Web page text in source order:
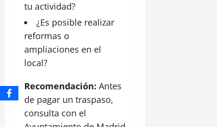
tu actividad?
¿Es posible realizar
reformas o
ampliaciones en el
local?
Recomendación: Antes
de pagar un traspaso,
consulta con el